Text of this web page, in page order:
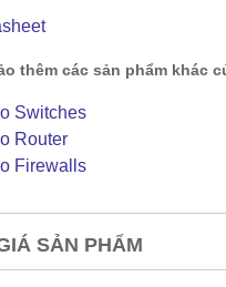
thêm các sản phẩm khác
Switches
Router
Firewalls
SẢN PHẨM